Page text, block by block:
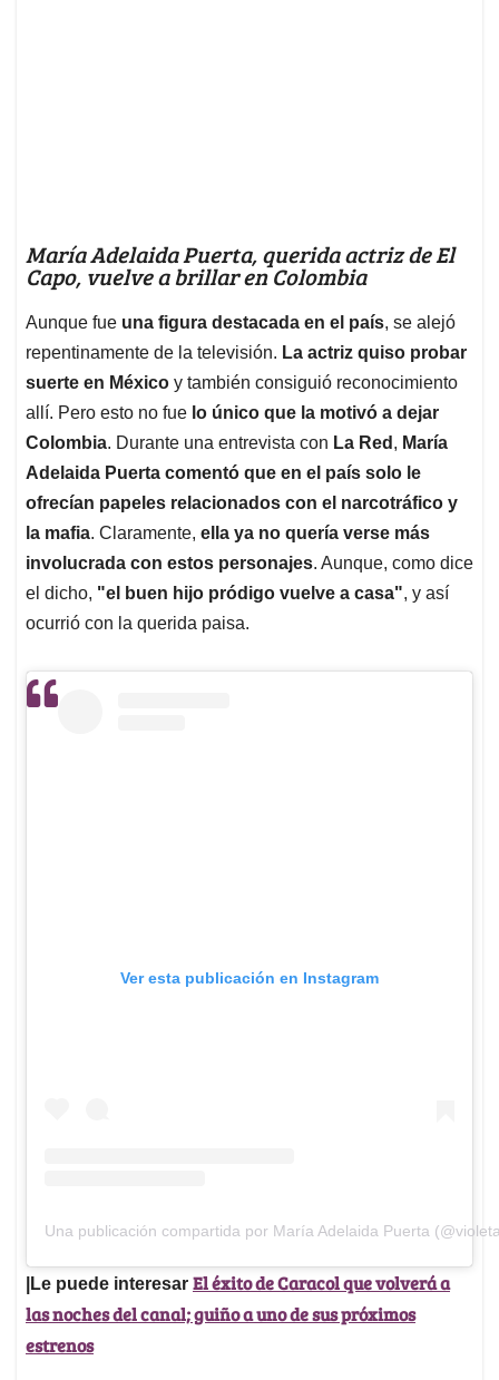
María Adelaida Puerta, querida actriz de El
Capo, vuelve a brillar en Colombia
Aunque fue una figura destacada en el país, se alejó
repentinamente de la televisión. La actriz quiso probar
suerte en México y también consiguió reconocimiento
allí. Pero esto no fue lo único que la motivó a dejar
Colombia. Durante una entrevista con La Red , María
Adelaida Puerta comentó que en el país solo le
ofrecían papeles relacionados con el narcotráfico y
la mafia. Claramente, ella ya no quería verse más
involucrada con estos personajes. Aunque, como dice
el dicho, "el buen hijo pródigo vuelve a casa", y así
ocurrió con la querida paisa.
Ver esta publicación en Instagram
Una publicación compartida por María Adelaida Puerta
|Le puede interesar El éxito de Caracol que volverá a
las noches del canal; guiño a uno de sus próximos
estrenos